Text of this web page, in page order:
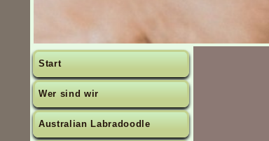
Start
Wer sind wir
Australian Labradoodle